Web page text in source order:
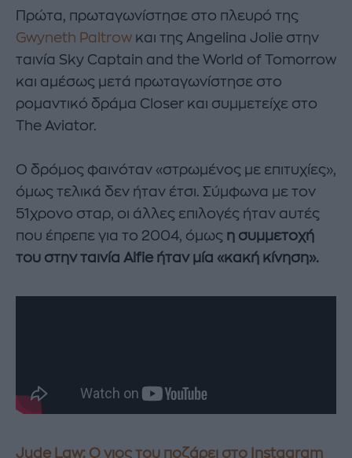
Πρώτα, πρωταγωνίστησε στο πλευρό της
Gwyneth Paltrow και της Angelina Jolie στην
ταινία Sky Captain and the World of Tomorrow
και αμέσως μετά πρωταγωνίστησε στο
ρομαντικό δράμα Closer και συμμετείχε στο
The Aviator.
Ο δρόμος φαινόταν «στρωμένος με επιτυχίες»,
όμως τελικά δεν ήταν έτσι. Σύμφωνα με τον
51χρονο σταρ, οι άλλες επιλογές ήταν αυτές
που έπρεπε για το 2004, όμως η συμμετοχή
του στην ταινία Alfie ήταν μία «κακή κίνηση».
Jude Law: O γιος του ποζάρει στο Instagram